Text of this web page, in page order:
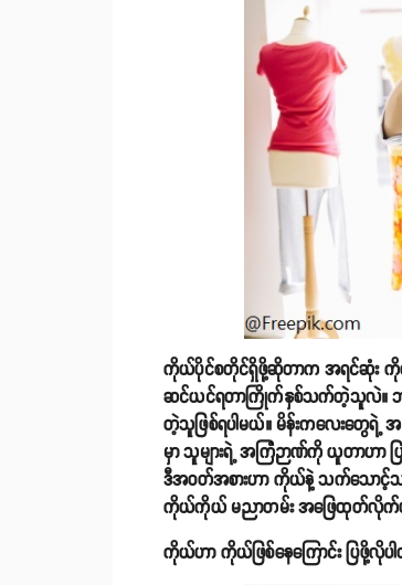
ကိုယ်ပိုင်စတိုင်ရှိဖို့ဆိုတာက အရင်ဆုံး
ဆင်ယင်ရတာကြိုက်နှစ်သက်တဲ့သူလဲ။ ဘ
တဲ့သူဖြစ်ရပါမယ်။ မိန်းကလေးတွေရဲ့
မှာ သူများရဲ့ အကြံဉာဏ်ကို ယူတာဟာ
ဒီအဝတ်အစားဟာ ကိုယ်နဲ့ သက်သော
ကိုယ်ကိုယ် မညာတမ်း အဖြေထုတ်လိုက်ပ
ကိုယ်ဟာ ကိုယ်ဖြစ်နေကြောင်း ပြဖို့လို